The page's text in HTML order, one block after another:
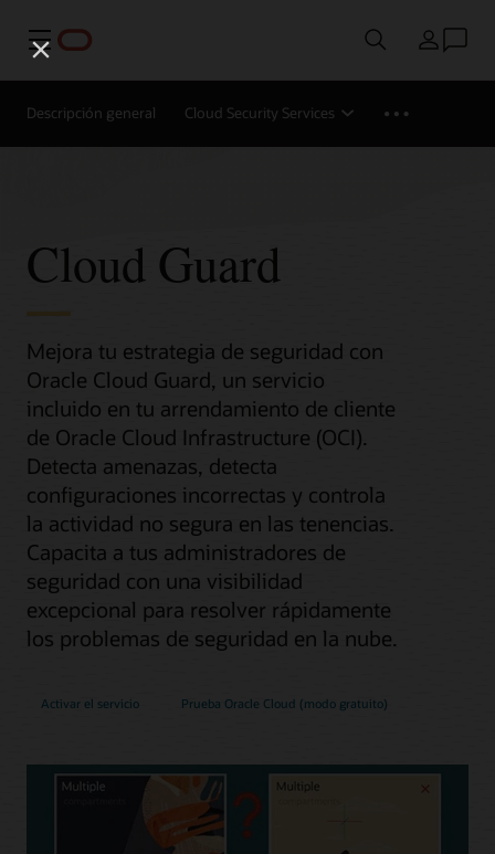
Menú País
Descripción general Cloud Security Services
Cloud Guard
Mejora tu estrategia de seguridad con
Oracle Cloud Guard, un servicio
incluido en tu arrendamiento de cliente
de Oracle Cloud Infrastructure (OCI).
Detecta amenazas, detecta
configuraciones incorrectas y controla
la actividad no segura en las tenencias.
Capacita a tus administradores de
seguridad con una visibilidad
excepcional para resolver rápidamente
los problemas de seguridad en la nube.
Activar el servicio Prueba Oracle Cloud (modo gratuito)